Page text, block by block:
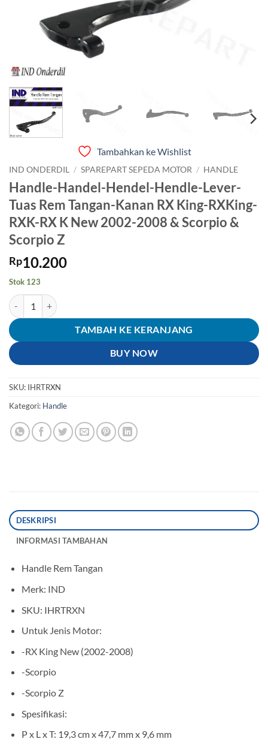
Tambahkan ke Wishlist
IND ONDERDIL / SPAREPART SEPEDA MOTOR / HANDLE
Handle-Handel-Hendel-Hendle-Lever-
Tuas Rem Tangan-Kanan RX King-RXKing-
RXK-RX K New 2002-2008 & Scorpio &
Scorpio Z
Rp10.200
Stok 123
Kuantitas Handle-Handel-Hendel-Hendle-Lever-Tuas Rem Tangan-
TAMBAH KE KERANJANG
BUY NOW
SKU: IHRTRXN
Kategori: Handle
DESKRIPSI
INFORMASI TAMBAHAN
Handle Rem Tangan
Merk: IND
SKU: IHRTRXN
Untuk Jenis Motor:
-RX King New (2002-2008)
-Scorpio
-Scorpio Z
Spesifikasi:
P x L x T: 19,3 cm x 47,7 mm x 9,6 mm